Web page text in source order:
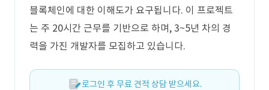
블록체인에 대한 이해도가 요구됩니다. 이 프로젝트
는 주 20시간 근무를 기반으로 하며, 3~5년 차의 경
력을 가진 개발자를 모집하고 있습니다.
로그인 후 무료 견적 상담 받으세요.